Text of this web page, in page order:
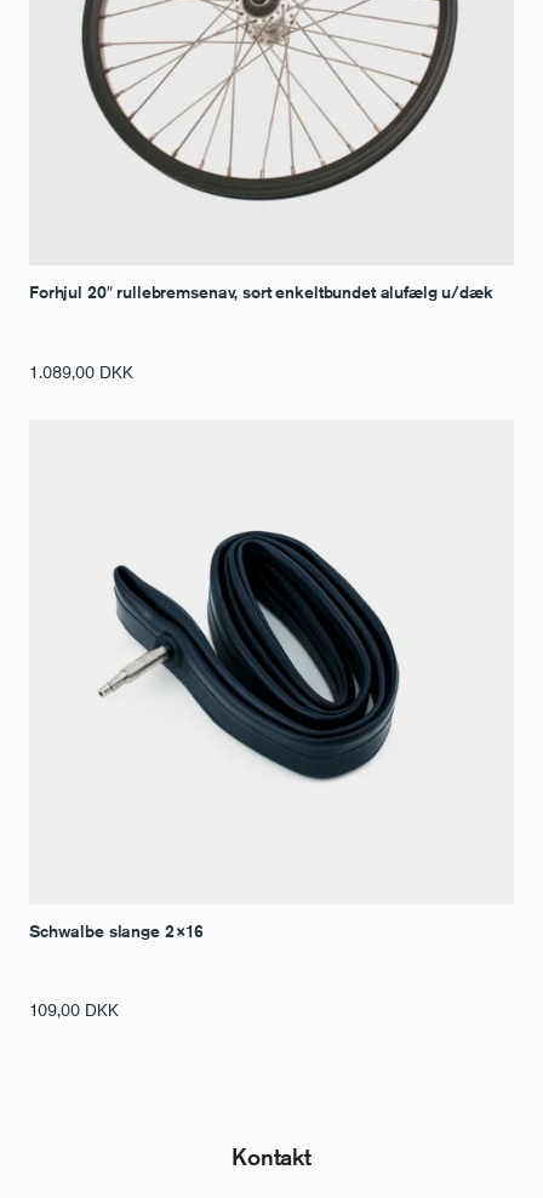
Forhjul 20″ rullebremsenav, sort enkeltbundet alufælg u/dæk
1.089,00 DKK
Schwalbe slange 2×16
109,00 DKK
Kontakt